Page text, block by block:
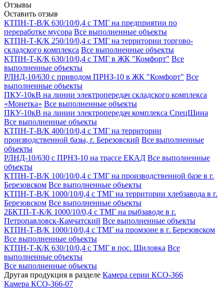
Отзывы
Оставить отзыв
КТПН-Т-В/К 630/10/0,4 с ТМГ на предприятии по
переработке мусора Все выполненные объекты
КТПН-Т-К/К 250/10/0,4 с ТМГ на территории торгово-
складского комплекса Все выполненные объекты
КТПН-Т-К/К 630/10/0,4 с ТМГ в ЖК "Комфорт" Все
выполненные объекты
РЛНД-10/630 с приводом ПРНЗ-10 в ЖК "Комфорт" Все
выполненные объекты
ПКУ-10кВ на линии электропередач складского комплекса
«Монетка» Все выполненные объекты
ПКУ-10кВ на линии электропередач комплекса СпецШина
Все выполненные объекты
КТПН-Т-В/К 400/10/0,4 с ТМГ на территории
производственной базы, г. Березовский Все выполненные
объекты
РЛНД-10/630 с ПРНЗ-10 на трассе ЕКАД Все выполненные
объекты
КТПН-Т-В/К 100/10/0,4 с ТМГ на производственной базе в г.
Березовском Все выполненные объекты
КТПН-Т-В/К 1000/10/0,4 с ТМГ на территории хлебзавода в г.
Березовском Все выполненные объекты
2БКТП-Т-К/К 1000/10/0,4 с ТМГ на рыбзаводе в г.
Петропавловск-Камчатский Все выполненные объекты
КТПН-Т-В/К 1000/10/0,4 с ТМГ на промзоне в г. Березовском
Все выполненные объекты
КТПН-Т-К/К 630/10/0,4 с ТМГ в пос. Шиловка Все
выполненные объекты
Все выполненные объекты
Другая продукция в разделе Камера серии КСО-366
Камера КСО-366-07